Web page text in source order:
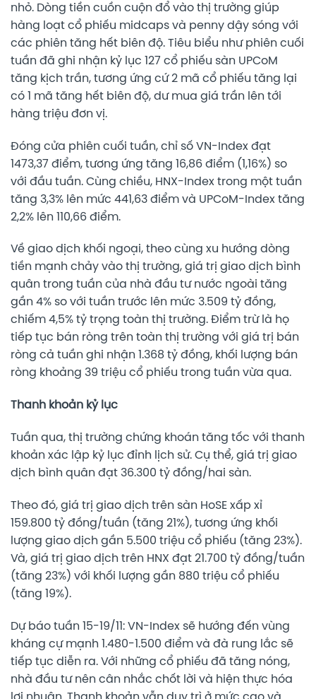
nhỏ. Dòng tiền cuồn cuộn đổ vào thị trường giúp
hàng loạt cổ phiếu midcaps và penny dậy sóng với
các phiên tăng hết biên độ. Tiêu biểu như phiên cuối
tuần đã ghi nhận kỷ lục 127 cổ phiếu sàn UPCoM
tăng kịch trần, tương ứng cứ 2 mã cổ phiếu tăng lại
có 1 mã tăng hết biên độ, dư mua giá trần lên tới
hàng triệu đơn vị.
Đóng cửa phiên cuối tuần, chỉ số VN-Index đạt
1473,37 điểm, tương ứng tăng 16,86 điểm (1,16%) so
với đầu tuần. Cùng chiều, HNX-Index trong một tuần
tăng 3,3% lên mức 441,63 điểm và UPCoM-Index tăng
2,2% lên 110,66 điểm.
Về giao dịch khối ngoại, theo cùng xu hướng dòng
tiền mạnh chảy vào thị trường, giá trị giao dịch bình
quân trong tuần của nhà đầu tư nước ngoài tăng
gần 4% so với tuần trước lên mức 3.509 tỷ đồng,
chiếm 4,5% tỷ trọng toàn thị trường. Điểm trừ là họ
tiếp tục bán ròng trên toàn thị trường với giá trị bán
ròng cả tuần ghi nhận 1.368 tỷ đồng, khối lượng bán
ròng khoảng 39 triệu cổ phiếu trong tuần vừa qua.
Thanh khoản kỷ lục
Tuần qua, thị trường chứng khoán tăng tốc với thanh
khoản xác lập kỷ lục đỉnh lịch sử. Cụ thể, giá trị giao
dịch bình quân đạt 36.300 tỷ đồng/hai sàn.
Theo đó, giá trị giao dịch trên sàn HoSE xấp xỉ
159.800 tỷ đồng/tuần (tăng 21%), tương ứng khối
lượng giao dịch gần 5.500 triệu cổ phiếu (tăng 23%).
Và, giá trị giao dịch trên HNX đạt 21.700 tỷ đồng/tuần
(tăng 23%) với khối lượng gần 880 triệu cổ phiếu
(tăng 19%).
Dự báo tuần 15-19/11: VN-Index sẽ hướng đến vùng
kháng cự mạnh 1.480-1.500 điểm và đà rung lắc sẽ
tiếp tục diễn ra. Với những cổ phiếu đã tăng nóng,
nhà đầu tư nên cân nhắc chốt lời và hiện thực hóa